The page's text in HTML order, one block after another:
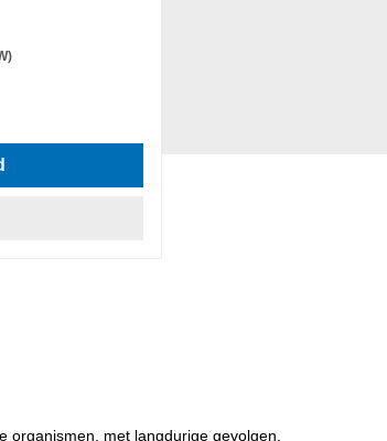
organismen, met langdurige gevolgen.